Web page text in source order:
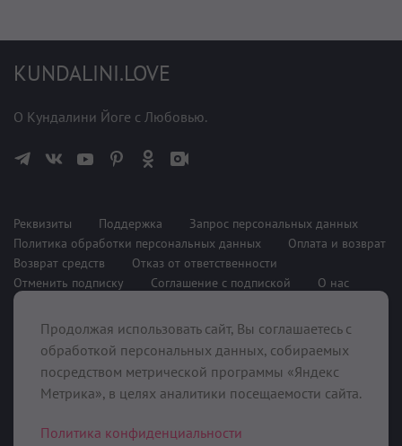
KUNDALINI.LOVE
О Кундалини Йоге с Любовью.
Реквизиты Поддержка
Запрос персональных данных
Политика обработки персональных данных
Оплата и возврат
Возврат средств
Отказ от ответственности
Отменить подписку
Соглашение с подпиской О нас
При поддержке
Продолжая использовать сайт, Вы соглашаетесь с
обработкой персональных данных, собираемых
посредством метрической программы «Яндекс
Метрика», в целях аналитики посещаемости сайта.
Политика конфиденциальности